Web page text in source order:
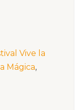
Vive la
Mágica,